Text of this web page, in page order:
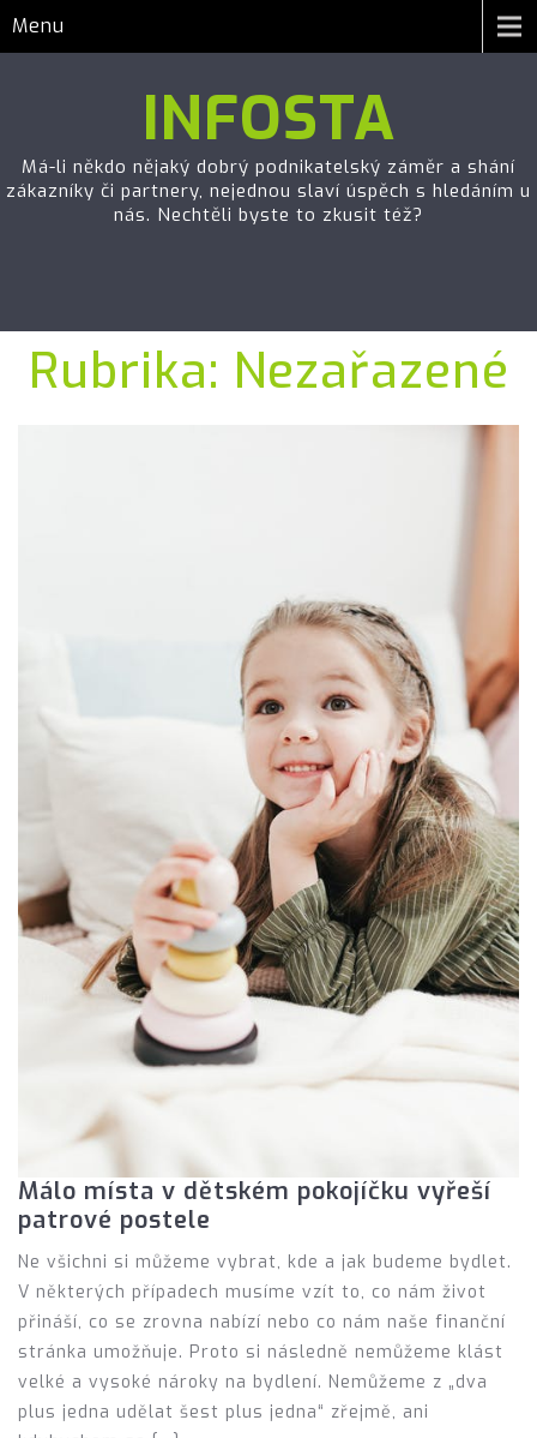
Menu
INFOSTA
Má-li někdo nějaký dobrý podnikatelský záměr a shání
zákazníky či partnery, nejednou slaví úspěch s hledáním u
nás. Nechtěli byste to zkusit též?
Rubrika: Nezařazené
Málo místa v dětském pokojíčku vyřeší
patrové postele
Ne všichni si můžeme vybrat, kde a jak budeme bydlet.
V některých případech musíme vzít to, co nám život
přináší, co se zrovna nabízí nebo co nám naše finanční
stránka umožňuje. Proto si následně nemůžeme klást
velké a vysoké nároky na bydlení. Nemůžeme z „dva
plus jedna udělat šest plus jedna“ zřejmě, ani